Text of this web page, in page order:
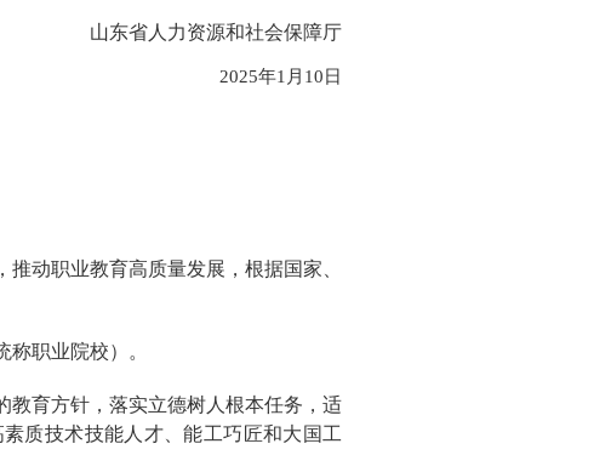
山东省人力资源和社会保障厅
2025年1月10日
动职业教育高质量发展，根据国家、
职业院校）。
教育方针，落实立德树人根本任务，适
质技术技能人才、能工巧匠和大国工